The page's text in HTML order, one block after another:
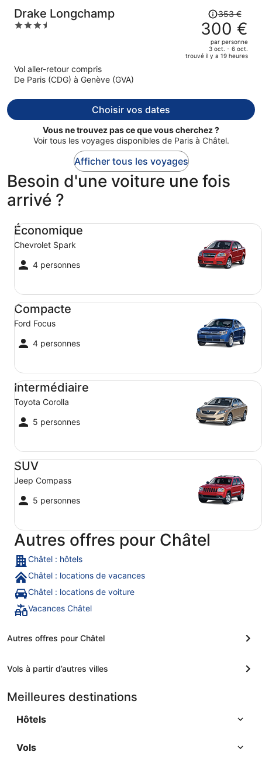
Drake Longchamp
3.5
Le
prix
était
de
353 €.
de
300 €
par
353 €
300 €
par personne
3 oct. - 6 oct.
trouvé il y a 19 heures
Vol aller-retour compris
De Paris (CDG) à Genève (GVA)
Choisir vos dates
Vous ne trouvez pas ce que vous cherchez ?
Voir tous les voyages disponibles de Paris à Châtel.
Afficher tous les voyages
Besoin d'une voiture une fois
arrivé ?
Économique
Chevrolet Spark
4 personnes
Économique Chevrolet Spark
Compacte
Ford Focus
4 personnes
Compacte Ford Focus
Intermédiaire
Toyota Corolla
5 personnes
Intermédiaire Toyota Corolla
SUV
Jeep Compass
5 personnes
SUV Jeep Compass
Autres offres pour Châtel
Châtel : hôtels
Châtel : locations de vacances
Châtel : locations de voiture
Vacances Châtel
Autres offres pour Châtel
Vols à partir d’autres villes
Meilleures destinations
Hôtels
Vols